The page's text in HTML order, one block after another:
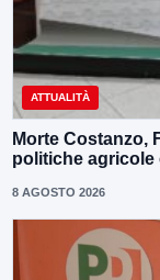
ATTUALITÀ
Morte Costanzo,
politiche agricole
8 AGOSTO 2026